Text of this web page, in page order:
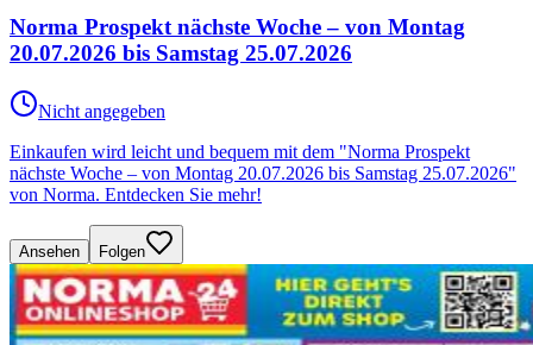
Norma Prospekt nächste Woche – von Montag
20.07.2026 bis Samstag 25.07.2026
Nicht angegeben
Einkaufen wird leicht und bequem mit dem "Norma Prospekt
nächste Woche – von Montag 20.07.2026 bis Samstag 25.07.2026"
von Norma. Entdecken Sie mehr!
Ansehen Folgen